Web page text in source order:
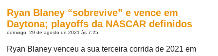
Ryan Blaney “sobrevive” e vence em
Daytona; playoffs da NASCAR definidos
domingo, 29 de agosto de 2021 às 7:25
Ryan Blaney venceu a sua terceira corrida de 2021 em